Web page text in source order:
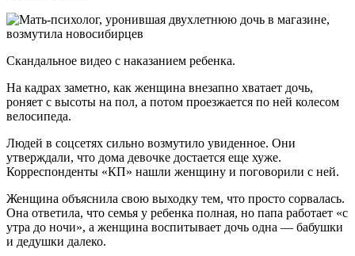
Скандальное видео с наказанием ребенка.
На кадрах заметно, как женщина внезапно хватает дочь,
роняет с высоты на пол, а потом проезжается по ней колесом
велосипеда.
Людей в соцсетях сильно возмутило увиденное. Они
утверждали, что дома девочке достается еще хуже.
Корреспонденты «КП» нашли женщину и поговорили с ней.
Женщина объяснила свою выходку тем, что просто сорвалась.
Она ответила, что семья у ребенка полная, но папа работает «с
утра до ночи», а женщина воспитывает дочь одна — бабушки
и дедушки далеко.